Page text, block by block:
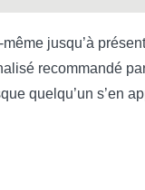
jusqu’à
recommandé
quelqu’un s’en